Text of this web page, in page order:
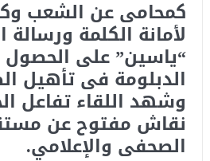
كمحامى عن الشعب
لأمانة الكلمة
“ياسين” على
الدبلومة فى تأهيل
وشهد اللقاء تفاعل
نقاش مفتوح عن
الصحفى والإعلامي.